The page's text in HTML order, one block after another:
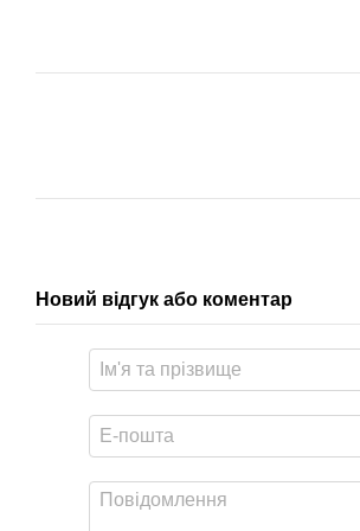
Новий відгук або коментар